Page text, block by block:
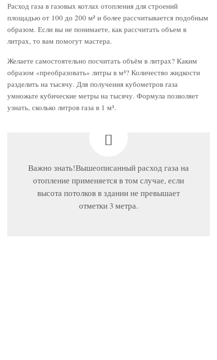
Расход газа в газовых котлах отопления для строений
площадью от 100 до 200 м² и более рассчитывается подобным
образом. Если вы не понимаете, как рассчитать объем в
литрах, то вам помогут мастера.
Желаете самостоятельно посчитать объём в литрах? Каким
образом «преобразовать» литры в м³? Количество жидкости
разделить на тысячу. Для получения кубометров газа
умножьте кубические метры на тысячу. Формула позволяет
узнать, сколько литров газа в 1 м³.
Важно знать!Вышеописанный расход газа на
отопление применяется в том случае, если
высота потолков в здании не превышает
отметки 3 метра.